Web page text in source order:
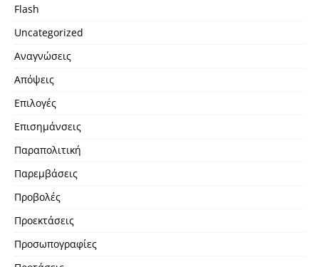
Flash
Uncategorized
Αναγνώσεις
Απόψεις
Επιλογές
Επισημάνσεις
Παραπολιτική
Παρεμβάσεις
Προβολές
Προεκτάσεις
Προσωπογραφίες